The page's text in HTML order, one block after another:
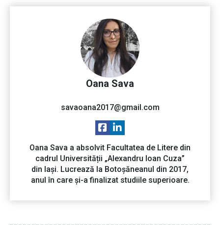
Oana Sava
savaoana2017@gmail.com
Oana Sava a absolvit Facultatea de Litere din
cadrul Universității „Alexandru Ioan Cuza”
din Iași. Lucrează la Botoșăneanul din 2017,
anul în care și-a finalizat studiile superioare.